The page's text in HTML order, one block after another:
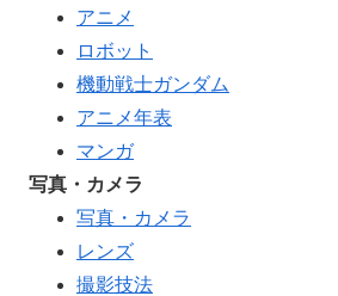
アニメ
ロボット
機動戦士ガンダム
アニメ年表
マンガ
写真・カメラ
写真・カメラ
レンズ
撮影技法